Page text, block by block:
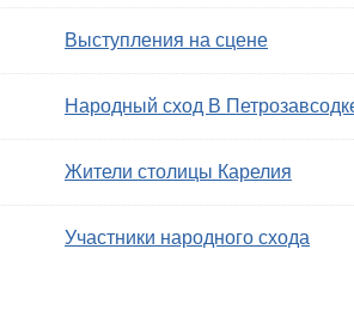
Выступления на сцене
Народный сход В
Жители столицы Карелия
Участники народного схода